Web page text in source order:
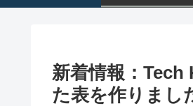
新着情報：
た表を作りまし